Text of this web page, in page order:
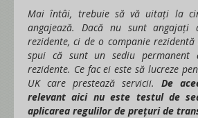
Mai întâi, trebuie să vă uitați la
angajează. Dacă nu sunt angajați
rezidente, ci de o companie
spui că sunt un sediu permanent
rezidente. Ce fac ei este să lucreze
UK care prestează servicii. De
relevant aici nu este testul de
aplicarea regulilor de prețuri de